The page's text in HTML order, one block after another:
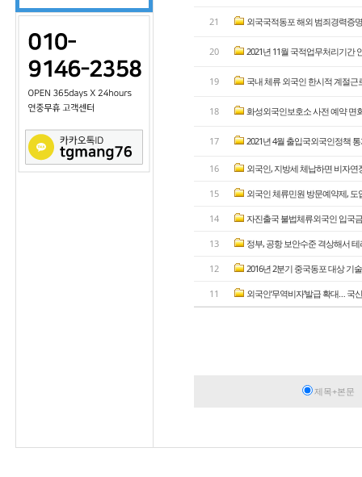
21 외국국적동포 해외 범죄경력증
20 2021년 11월 국적업무처리기간
19 국내 체류 외국인 한시적 계절근
18 화성외국인보호소 사전 예약 면
17 2021년 4월 출입국외국인정책
16 외국인, 지방세 체납하면 비자연
15 외국인 체류민원 방문예약제, 도
14 자진출국 불법체류외국인 입국
13 정부, 공항 보안수준 격상해서 테
12 2016년 2분기 중국동포 대상 기
11 외국인‘무역비자’발급 확대… 국
제목+본문